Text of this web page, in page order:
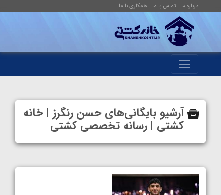
درباره ما تماس با ما همکاری با ما
آرشیو بایگانی‌های حسن رنگرز | خانه
کشتی | رسانه تخصصی کشتی